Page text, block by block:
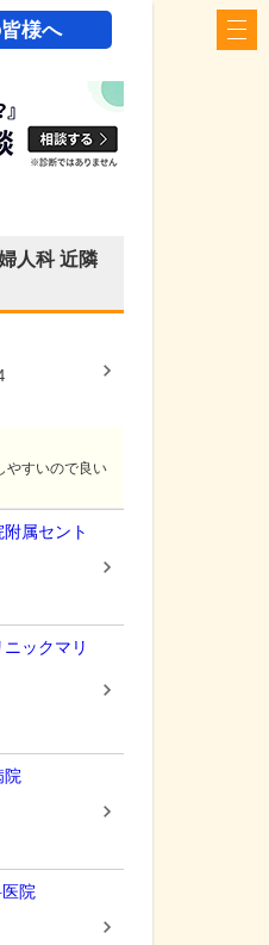
様へ
人科近隣
やすいので良い
属セント
ックマリ
院
院